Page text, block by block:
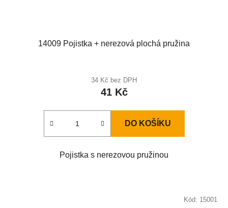
14009 Pojistka + nerezová plochá pružina
34 Kč bez DPH
41 Kč
DO KOŠÍKU
Pojistka s nerezovou pružinou
Kód: 15001